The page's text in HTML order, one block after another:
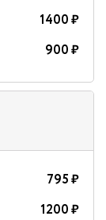
1400₽
900₽
795₽
1200₽